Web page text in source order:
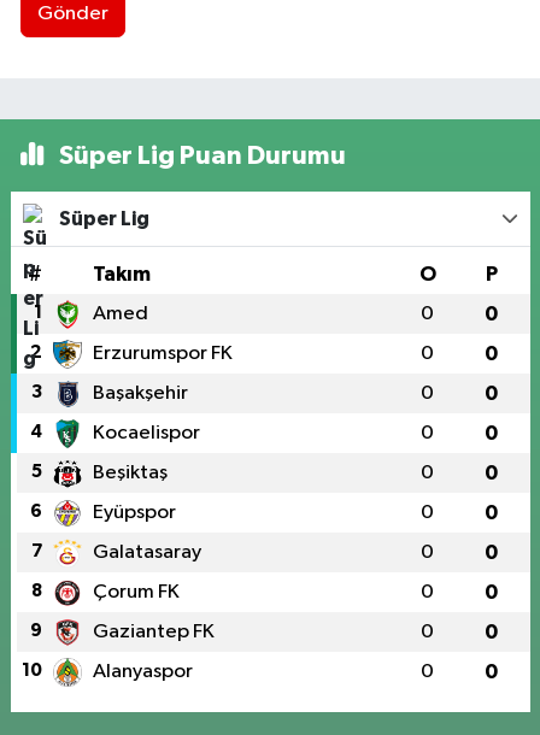
Gönder
Süper Lig Puan Durumu
Süper Lig
# Takım O P
1 Amed 0 0
2 Erzurumspor FK 0 0
3 Başakşehir 0 0
4 Kocaelispor 0 0
5 Beşiktaş 0 0
6 Eyüpspor 0 0
7 Galatasaray 0 0
8 Çorum FK 0 0
9 Gaziantep FK 0 0
10 Alanyaspor 0 0